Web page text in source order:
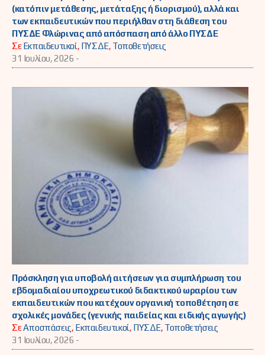
(κατόπιν μετάθεσης, μετάταξης ή διορισμού), αλλά και
των εκπαιδευτικών που περιήλθαν στη διάθεση του
ΠΥΣΔΕ Φλώρινας από απόσπαση από άλλο ΠΥΣΔΕ
ΣεΕκπαιδευτικοί, ΠΥΣΔΕ, Τοποθετήσεις
31 Ιουλίου, 2026 -
Πρόσκληση για υποβολή αιτήσεων για συμπλήρωση του
εβδομαδιαίου υποχρεωτικού διδακτικού ωραρίου των
εκπαιδευτικών που κατέχουν οργανική τοποθέτηση σε
σχολικές μονάδες (γενικής παιδείας και ειδικής αγωγής)
ΣεΑποσπάσεις, Εκπαιδευτικοί, ΠΥΣΔΕ, Τοποθετήσεις
31 Ιουλίου, 2026 -